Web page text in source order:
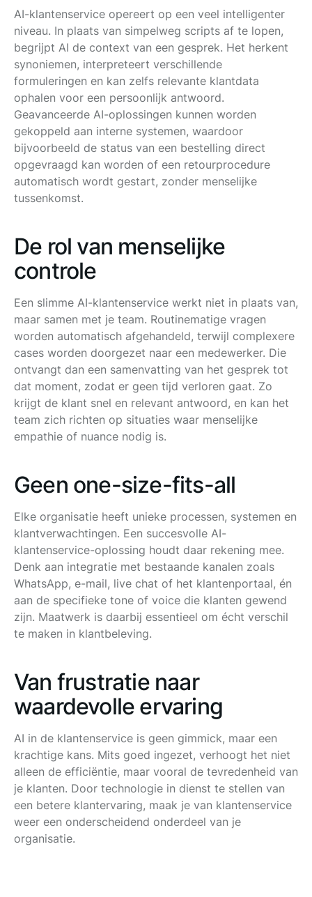
AI-klantenservice opereert op een veel intelligenter
niveau. In plaats van simpelweg scripts af te lopen,
begrijpt AI de context van een gesprek. Het herkent
synoniemen, interpreteert verschillende
formuleringen en kan zelfs relevante klantdata
ophalen voor een persoonlijk antwoord.
Geavanceerde AI-oplossingen kunnen worden
gekoppeld aan interne systemen, waardoor
bijvoorbeeld de status van een bestelling direct
opgevraagd kan worden of een retourprocedure
automatisch wordt gestart, zonder menselijke
tussenkomst.
De rol van menselijke
controle
Een slimme AI-klantenservice werkt niet in plaats van,
maar samen met je team. Routinematige vragen
worden automatisch afgehandeld, terwijl complexere
cases worden doorgezet naar een medewerker. Die
ontvangt dan een samenvatting van het gesprek tot
dat moment, zodat er geen tijd verloren gaat. Zo
krijgt de klant snel en relevant antwoord, en kan het
team zich richten op situaties waar menselijke
empathie of nuance nodig is.
Geen one-size-fits-all
Elke organisatie heeft unieke processen, systemen en
klantverwachtingen. Een succesvolle AI-
klantenservice-oplossing houdt daar rekening mee.
Denk aan integratie met bestaande kanalen zoals
WhatsApp, e-mail, live chat of het klantenportaal, én
aan de specifieke tone of voice die klanten gewend
zijn. Maatwerk is daarbij essentieel om écht verschil
te maken in klantbeleving.
Van frustratie naar
waardevolle ervaring
AI in de klantenservice is geen gimmick, maar een
krachtige kans. Mits goed ingezet, verhoogt het niet
alleen de efficiëntie, maar vooral de tevredenheid van
je klanten. Door technologie in dienst te stellen van
een betere klantervaring, maak je van klantenservice
weer een onderscheidend onderdeel van je
organisatie.